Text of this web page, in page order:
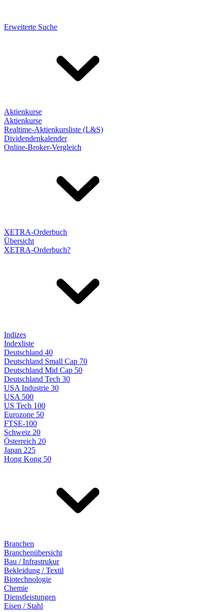
Erweiterte Suche
Aktienkurse
Aktienkurse
Realtime-Aktienkursliste (L&S)
Dividendenkalender
Online-Broker-Vergleich
XETRA-Orderbuch
Übersicht
XETRA-Orderbuch?
Indizes
Indexliste
Deutschland 40
Deutschland Small Cap 70
Deutschland Mid Cap 50
Deutschland Tech 30
USA Industrie 30
USA 500
US Tech 100
Eurozone 50
FTSE-100
Schweiz 20
Österreich 20
Japan 225
Hong Kong 50
Branchen
Branchenübersicht
Bau / Infrastrukur
Bekleidung / Textil
Biotechnologie
Chemie
Dienstleistungen
Eisen / Stahl